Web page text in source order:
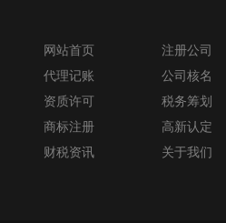
网站首页
注册公司
代理记账
公司核名
资质许可
税务筹划
商标注册
高新认定
财税资讯
关于我们